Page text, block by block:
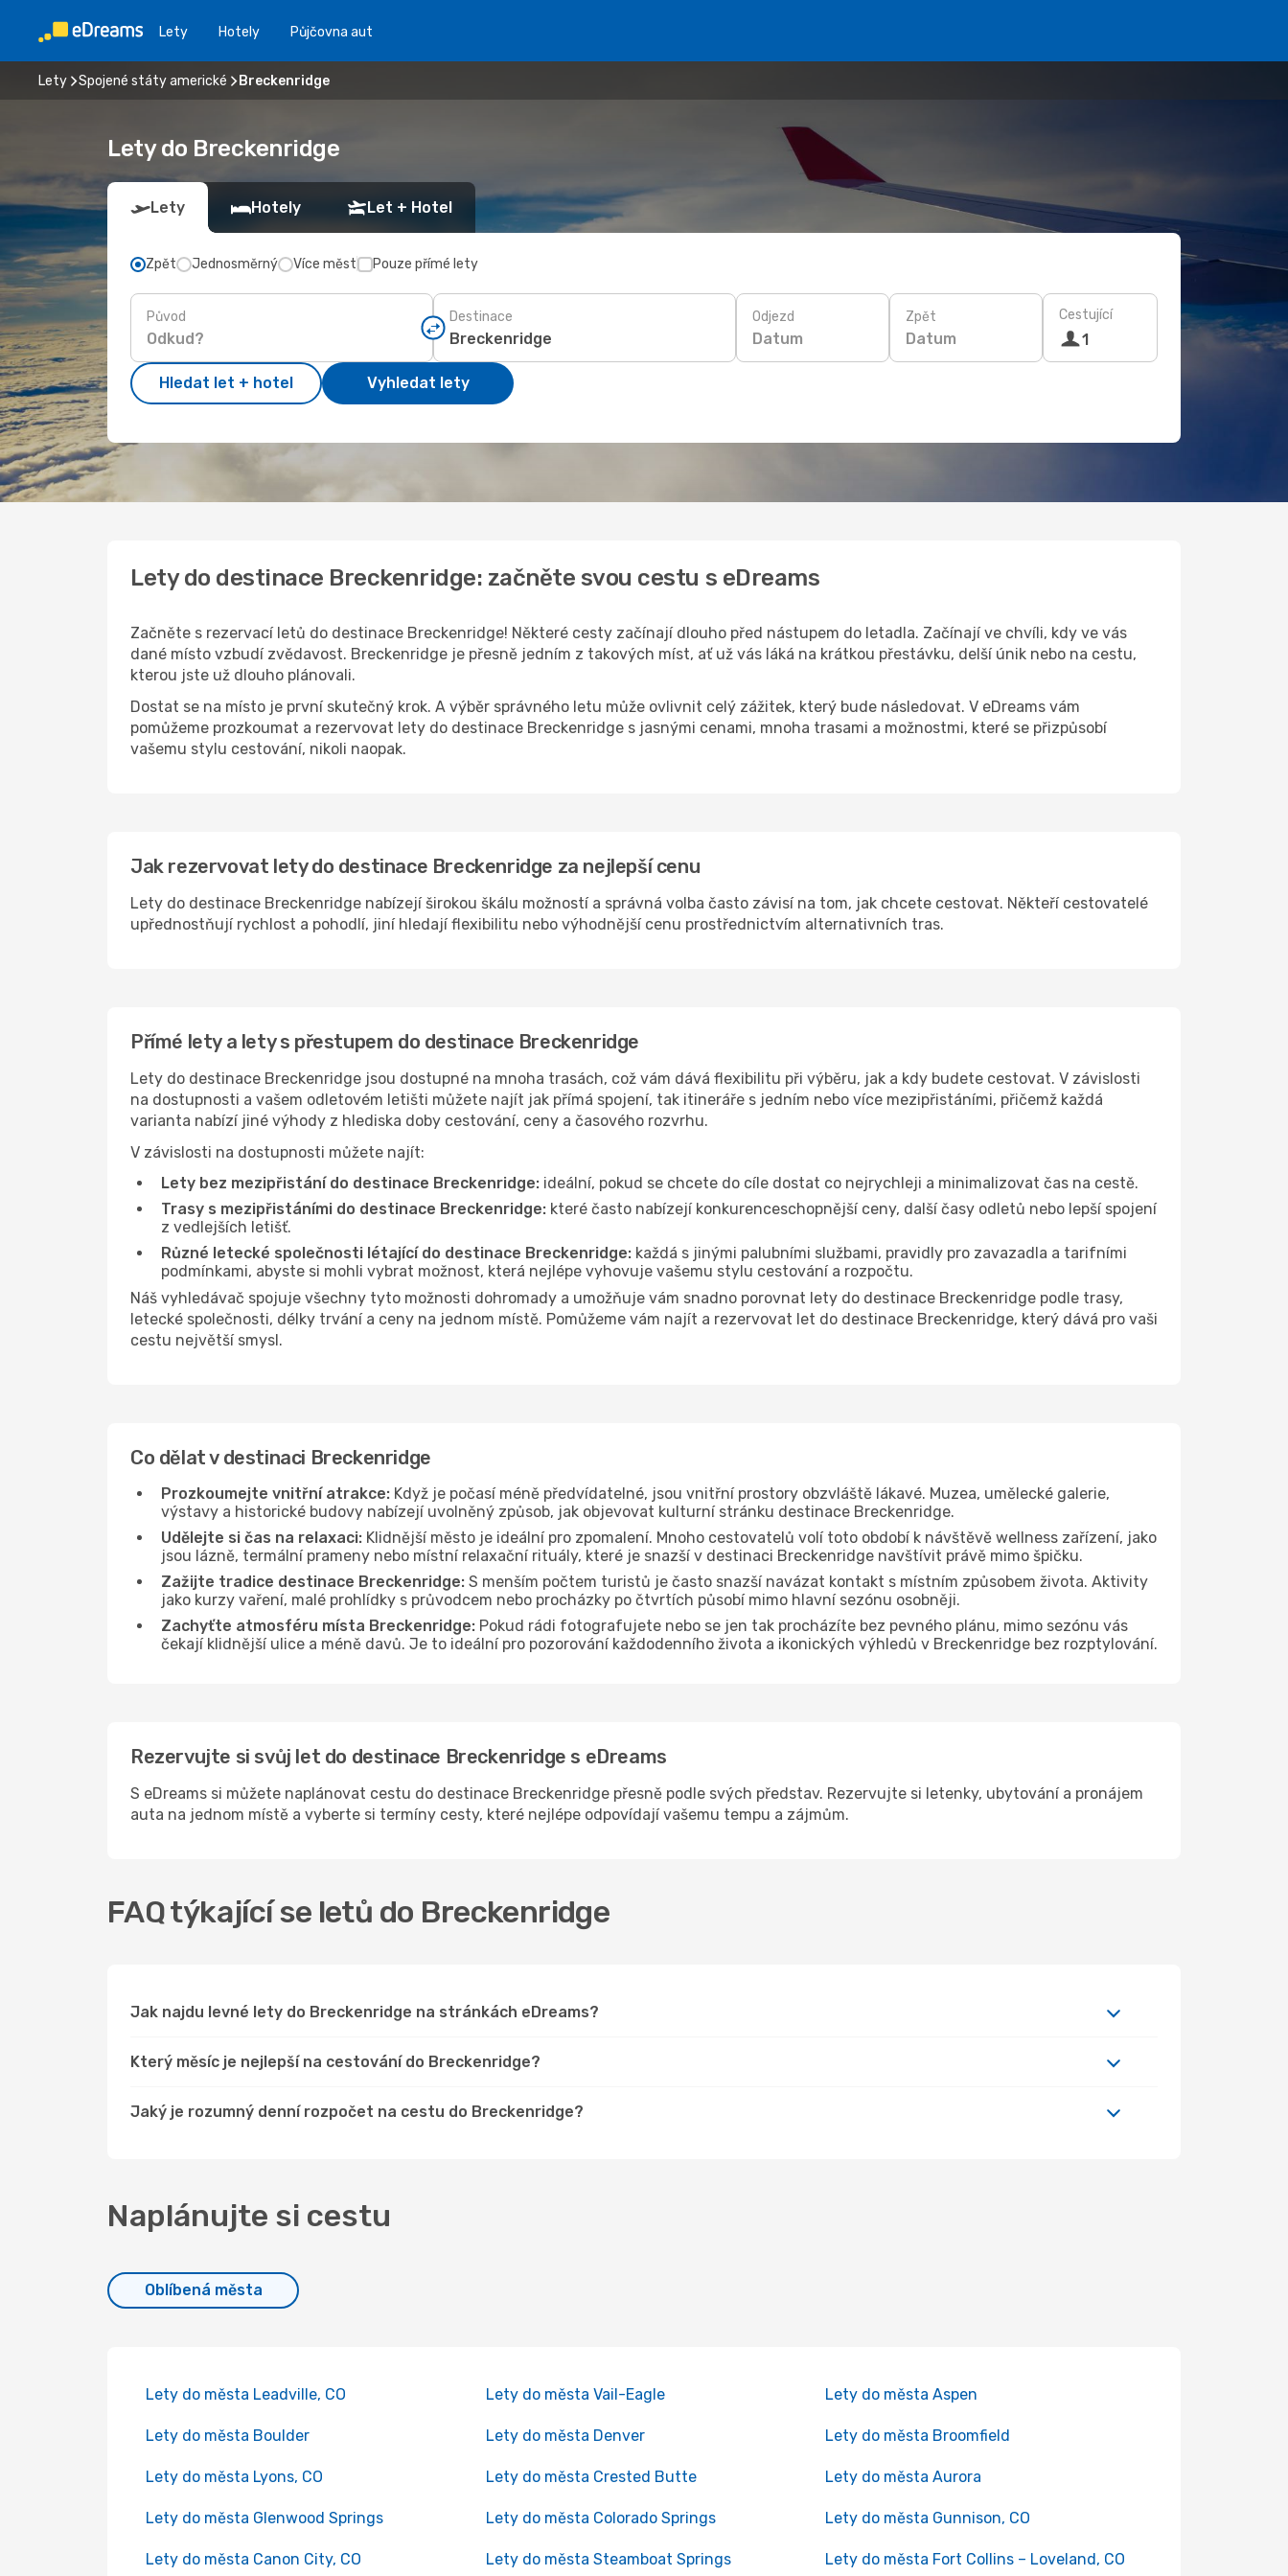
Lety Hotely Půjčovna aut
Lety Spojené státy americké Breckenridge
Lety do Breckenridge
Lety Hotely Let + Hotel
Zpět Jednosměrný Více měst Pouze přímé lety
Původ Destinace Odjezd
Datum
Zpět
Datum
Cestující
1
Hledat let + hotel Vyhledat lety
Lety do destinace Breckenridge: začněte svou cestu s eDreams
Začněte s rezervací letů do destinace Breckenridge! Některé cesty začínají dlouho před nástupem do letadla. Začínají ve chvíli, kdy ve vás
dané místo vzbudí zvědavost. Breckenridge je přesně jedním z takových míst, ať už vás láká na krátkou přestávku, delší únik nebo na cestu,
kterou jste už dlouho plánovali.
Dostat se na místo je první skutečný krok. A výběr správného letu může ovlivnit celý zážitek, který bude následovat. V eDreams vám
pomůžeme prozkoumat a rezervovat lety do destinace Breckenridge s jasnými cenami, mnoha trasami a možnostmi, které se přizpůsobí
vašemu stylu cestování, nikoli naopak.
Jak rezervovat lety do destinace Breckenridge za nejlepší cenu
Lety do destinace Breckenridge nabízejí širokou škálu možností a správná volba často závisí na tom, jak chcete cestovat. Někteří cestovatelé
upřednostňují rychlost a pohodlí, jiní hledají flexibilitu nebo výhodnější cenu prostřednictvím alternativních tras.
Přímé lety a lety s přestupem do destinace Breckenridge
Lety do destinace Breckenridge jsou dostupné na mnoha trasách, což vám dává flexibilitu při výběru, jak a kdy budete cestovat. V závislosti
na dostupnosti a vašem odletovém letišti můžete najít jak přímá spojení, tak itineráře s jedním nebo více mezipřistáními, přičemž každá
varianta nabízí jiné výhody z hlediska doby cestování, ceny a časového rozvrhu.
V závislosti na dostupnosti můžete najít:
Lety bez mezipřistání do destinace Breckenridge: ideální, pokud se chcete do cíle dostat co nejrychleji a minimalizovat čas na cestě.
Trasy s mezipřistáními do destinace Breckenridge: které často nabízejí konkurenceschopnější ceny, další časy odletů nebo lepší spojení
z vedlejších letišť.
Různé letecké společnosti létající do destinace Breckenridge: každá s jinými palubními službami, pravidly pro zavazadla a tarifními
podmínkami, abyste si mohli vybrat možnost, která nejlépe vyhovuje vašemu stylu cestování a rozpočtu.
Náš vyhledávač spojuje všechny tyto možnosti dohromady a umožňuje vám snadno porovnat lety do destinace Breckenridge podle trasy,
letecké společnosti, délky trvání a ceny na jednom místě. Pomůžeme vám najít a rezervovat let do destinace Breckenridge, který dává pro vaši
cestu největší smysl.
Co dělat v destinaci Breckenridge
Prozkoumejte vnitřní atrakce: Když je počasí méně předvídatelné, jsou vnitřní prostory obzvláště lákavé. Muzea, umělecké galerie,
výstavy a historické budovy nabízejí uvolněný způsob, jak objevovat kulturní stránku destinace Breckenridge.
Udělejte si čas na relaxaci: Klidnější město je ideální pro zpomalení. Mnoho cestovatelů volí toto období k návštěvě wellness zařízení, jako
jsou lázně, termální prameny nebo místní relaxační rituály, které je snazší v destinaci Breckenridge navštívit právě mimo špičku.
Zažijte tradice destinace Breckenridge: S menším počtem turistů je často snazší navázat kontakt s místním způsobem života. Aktivity
jako kurzy vaření, malé prohlídky s průvodcem nebo procházky po čtvrtích působí mimo hlavní sezónu osobněji.
Zachyťte atmosféru místa Breckenridge: Pokud rádi fotografujete nebo se jen tak procházíte bez pevného plánu, mimo sezónu vás
čekají klidnější ulice a méně davů. Je to ideální pro pozorování každodenního života a ikonických výhledů v Breckenridge bez rozptylování.
Rezervujte si svůj let do destinace Breckenridge s eDreams
S eDreams si můžete naplánovat cestu do destinace Breckenridge přesně podle svých představ. Rezervujte si letenky, ubytování a pronájem
auta na jednom místě a vyberte si termíny cesty, které nejlépe odpovídají vašemu tempu a zájmům.
FAQ týkající se letů do Breckenridge
Jak najdu levné lety do Breckenridge na stránkách eDreams?
Který měsíc je nejlepší na cestování do Breckenridge?
Jaký je rozumný denní rozpočet na cestu do Breckenridge?
Naplánujte si cestu
Oblíbená města
Lety do města Leadville, CO Lety do města Vail-Eagle Lety do města Aspen
Lety do města Boulder Lety do města Denver Lety do města Broomfield
Lety do města Lyons, CO Lety do města Crested Butte Lety do města Aurora
Lety do města Glenwood Springs Lety do města Colorado Springs Lety do města Gunnison, CO
Lety do města Canon City, CO Lety do města Steamboat Springs Lety do města Fort Collins – Loveland, CO